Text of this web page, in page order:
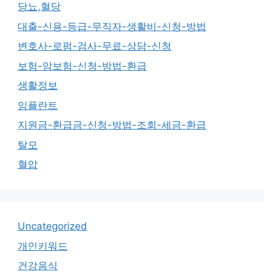
당뇨,혈당
대출-신용-등급-무직자-생활비-신청-방법
변호사-로펌-검사-무료-상담-신청
보험-암보험-신청-방법-환급
생활정보
임플란트
지원금-환급금-신청-방법-조회-세금-환급
탈모
혈압
Uncategorized
개인키워드
건강음식